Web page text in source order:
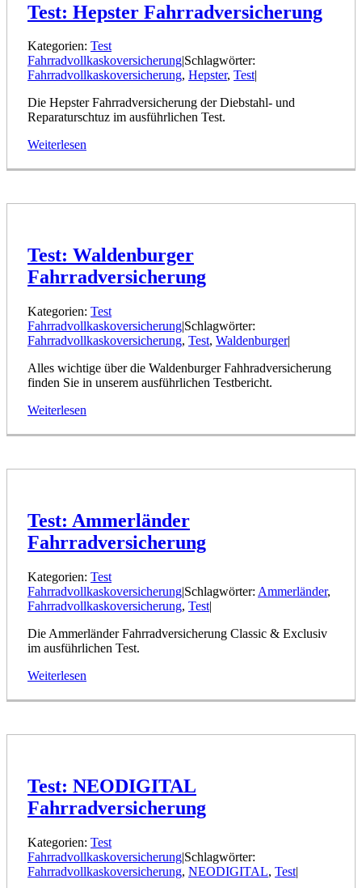
Test: Hepster Fahrradversicherung
Kategorien: Test
Fahrradvollkaskoversicherung Schlagwörter:
Fahrradvollkaskoversicherung, Hepster, Test|
Die Hepster Fahrradversicherung der Diebstahl- und
Reparaturschtuz im ausführlichen Test.
Weiterlesen
Test: Waldenburger
Fahrradversicherung
Kategorien: Test
Fahrradvollkaskoversicherung|Schlagwörter:
Fahrradvollkaskoversicherung, Test, Waldenburger|
Alles wichtige über die Waldenburger Fahhradversicherung
finden Sie in unserem ausführlichen Testbericht.
Weiterlesen
Test: Ammerländer
Fahrradversicherung
Kategorien: Test
Fahrradvollkaskoversicherung|Schlagwörter: Ammerländer,
Fahrradvollkaskoversicherung, Test|
Die Ammerländer Fahrradversicherung Classic & Exclusiv
im ausführlichen Test.
Weiterlesen
Test: NEODIGITAL
Fahrradversicherung
Kategorien: Test
Fahrradvollkaskoversicherung|Schlagwörter:
Fahrradvollkaskoversicherung, NEODIGITAL, Test|